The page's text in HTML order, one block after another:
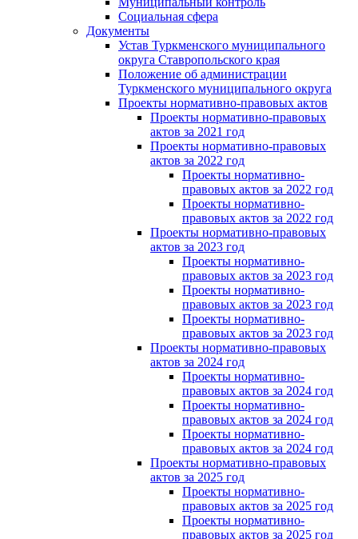
Социальная сфера
Документы
Устав Туркменского муниципального
округа Ставропольского края
Положение об администрации
Туркменского муниципального округа
Проекты нормативно-правовых актов
Проекты нормативно-правовых
актов за 2021 год
Проекты нормативно-правовых
актов за 2022 год
Проекты нормативно-
правовых актов за 2022 год
Проекты нормативно-
правовых актов за 2022 год
Проекты нормативно-правовых
актов за 2023 год
Проекты нормативно-
правовых актов за 2023 год
Проекты нормативно-
правовых актов за 2023 год
Проекты нормативно-
правовых актов за 2023 год
Проекты нормативно-правовых
актов за 2024 год
Проекты нормативно-
правовых актов за 2024 год
Проекты нормативно-
правовых актов за 2024 год
Проекты нормативно-
правовых актов за 2024 год
Проекты нормативно-правовых
актов за 2025 год
Проекты нормативно-
правовых актов за 2025 год
Проекты нормативно-
правовых актов за 2025 год